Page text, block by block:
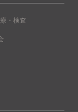
・検査